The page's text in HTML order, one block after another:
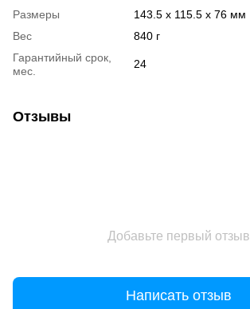
Размеры
143.5 x 115.5 x 76 мм
Вес
840 г
Гарантийный срок,
мес.
24
Отзывы
Добавьте первый отзыв
Написать отзыв